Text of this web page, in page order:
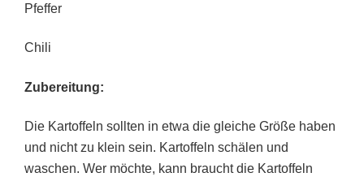
Pfeffer
Chili
Zubereitung:
Die Kartoffeln sollten in etwa die gleiche Größe haben
und nicht zu klein sein. Kartoffeln schälen und
waschen. Wer möchte, kann braucht die Kartoffeln